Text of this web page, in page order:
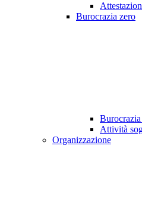
Burocrazia zero
Attività
Organizzazione